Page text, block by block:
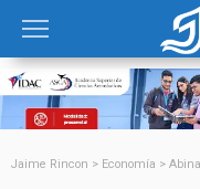
Jaime Rincon > Economía >